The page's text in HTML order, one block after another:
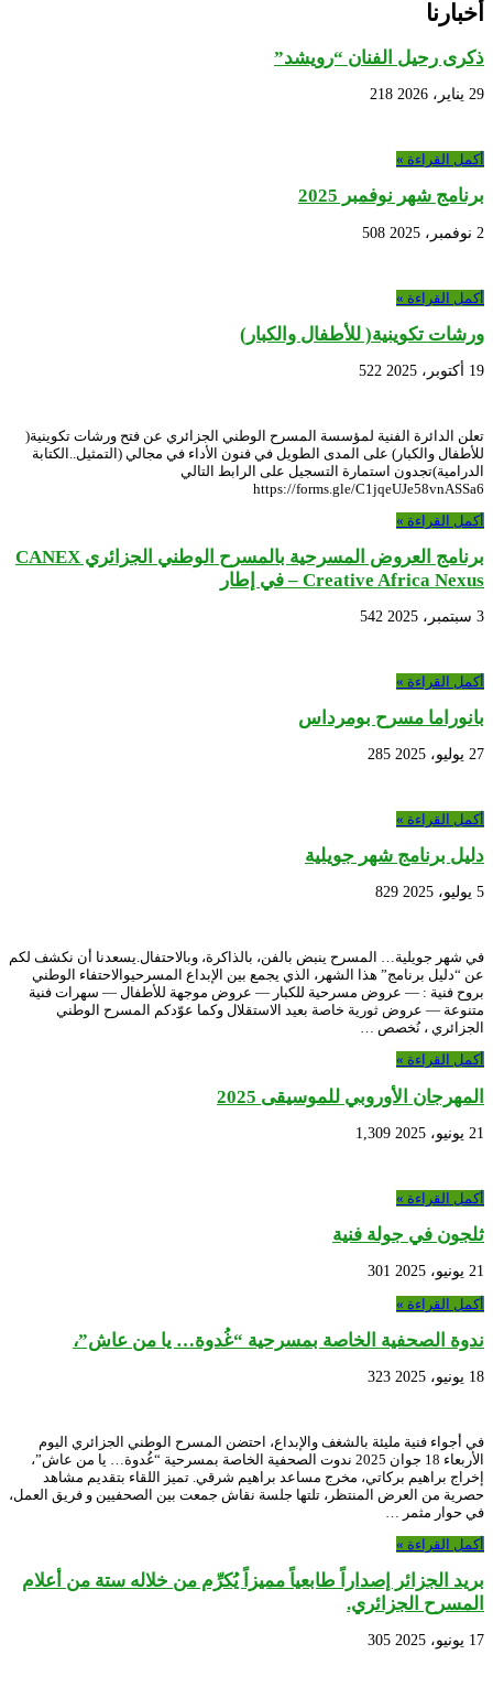
أخبارنا
ذكرى رحيل الفنان “رويشد”
29 يناير، 2026 218
أكمل القراءة »
برنامج شهر نوفمبر 2025
2 نوفمبر، 2025 508
أكمل القراءة »
ورشات تكوينية( للأطفال والكبار)
19 أكتوبر، 2025 522
تعلن الدائرة الفنية لمؤسسة المسرح الوطني الجزائري عن فتح ورشات تكوينية(
للأطفال والكبار) على المدى الطويل في فنون الأداء في مجالي (التمثيل..الكتابة
الدرامية)تجدون استمارة التسجيل على الرابط التالي
https://forms.gle/C1jqeUJe58vnASSa6
أكمل القراءة »
برنامج العروض المسرحية بالمسرح الوطني الجزائري CANEX
– Creative Africa Nexus في إطار
3 سبتمبر، 2025 542
أكمل القراءة »
بانوراما مسرح بومرداس
27 يوليو، 2025 285
أكمل القراءة »
دليل برنامج شهر جويلية
5 يوليو، 2025 829
في شهر جويلية… المسرح ينبض بالفن، بالذاكرة، وبالاحتفال.يسعدنا أن نكشف لكم
عن “دليل برنامج” هذا الشهر، الذي يجمع بين الإبداع المسرحيوالاحتفاء الوطني
بروح فنية : — عروض مسرحية للكبار — عروض موجهة للأطفال — سهرات فنية
متنوعة — عروض ثورية خاصة بعيد الاستقلال وكما عوّدكم المسرح الوطني
الجزائري ، نُخصص …
أكمل القراءة »
المهرجان الأوروبي للموسيقى 2025
21 يونيو، 2025 1,309
أكمل القراءة »
ثلجون في جولة فنية
21 يونيو، 2025
301
أكمل القراءة »
ندوة الصحفية الخاصة بمسرحية “غُدوة… يا من عاش”،
18 يونيو، 2025 323
في أجواء فنية مليئة بالشغف والإبداع، احتضن المسرح الوطني الجزائري اليوم
الأربعاء 18 جوان 2025 ندوت الصحفية الخاصة بمسرحية “غُدوة… يا من عاش”،
إخراج براهيم بركاتي، مخرج مساعد براهيم شرقي. تميز اللقاء بتقديم مشاهد
حصرية من العرض المنتظر، تلتها جلسة نقاش جمعت بين الصحفيين و فريق العمل،
في حوار مثمر …
أكمل القراءة »
بريد الجزائر إصداراً طابعياً مميزاً يُكرِّم من خلاله ستة من أعلام
المسرح الجزائري.
17 يونيو، 2025 305